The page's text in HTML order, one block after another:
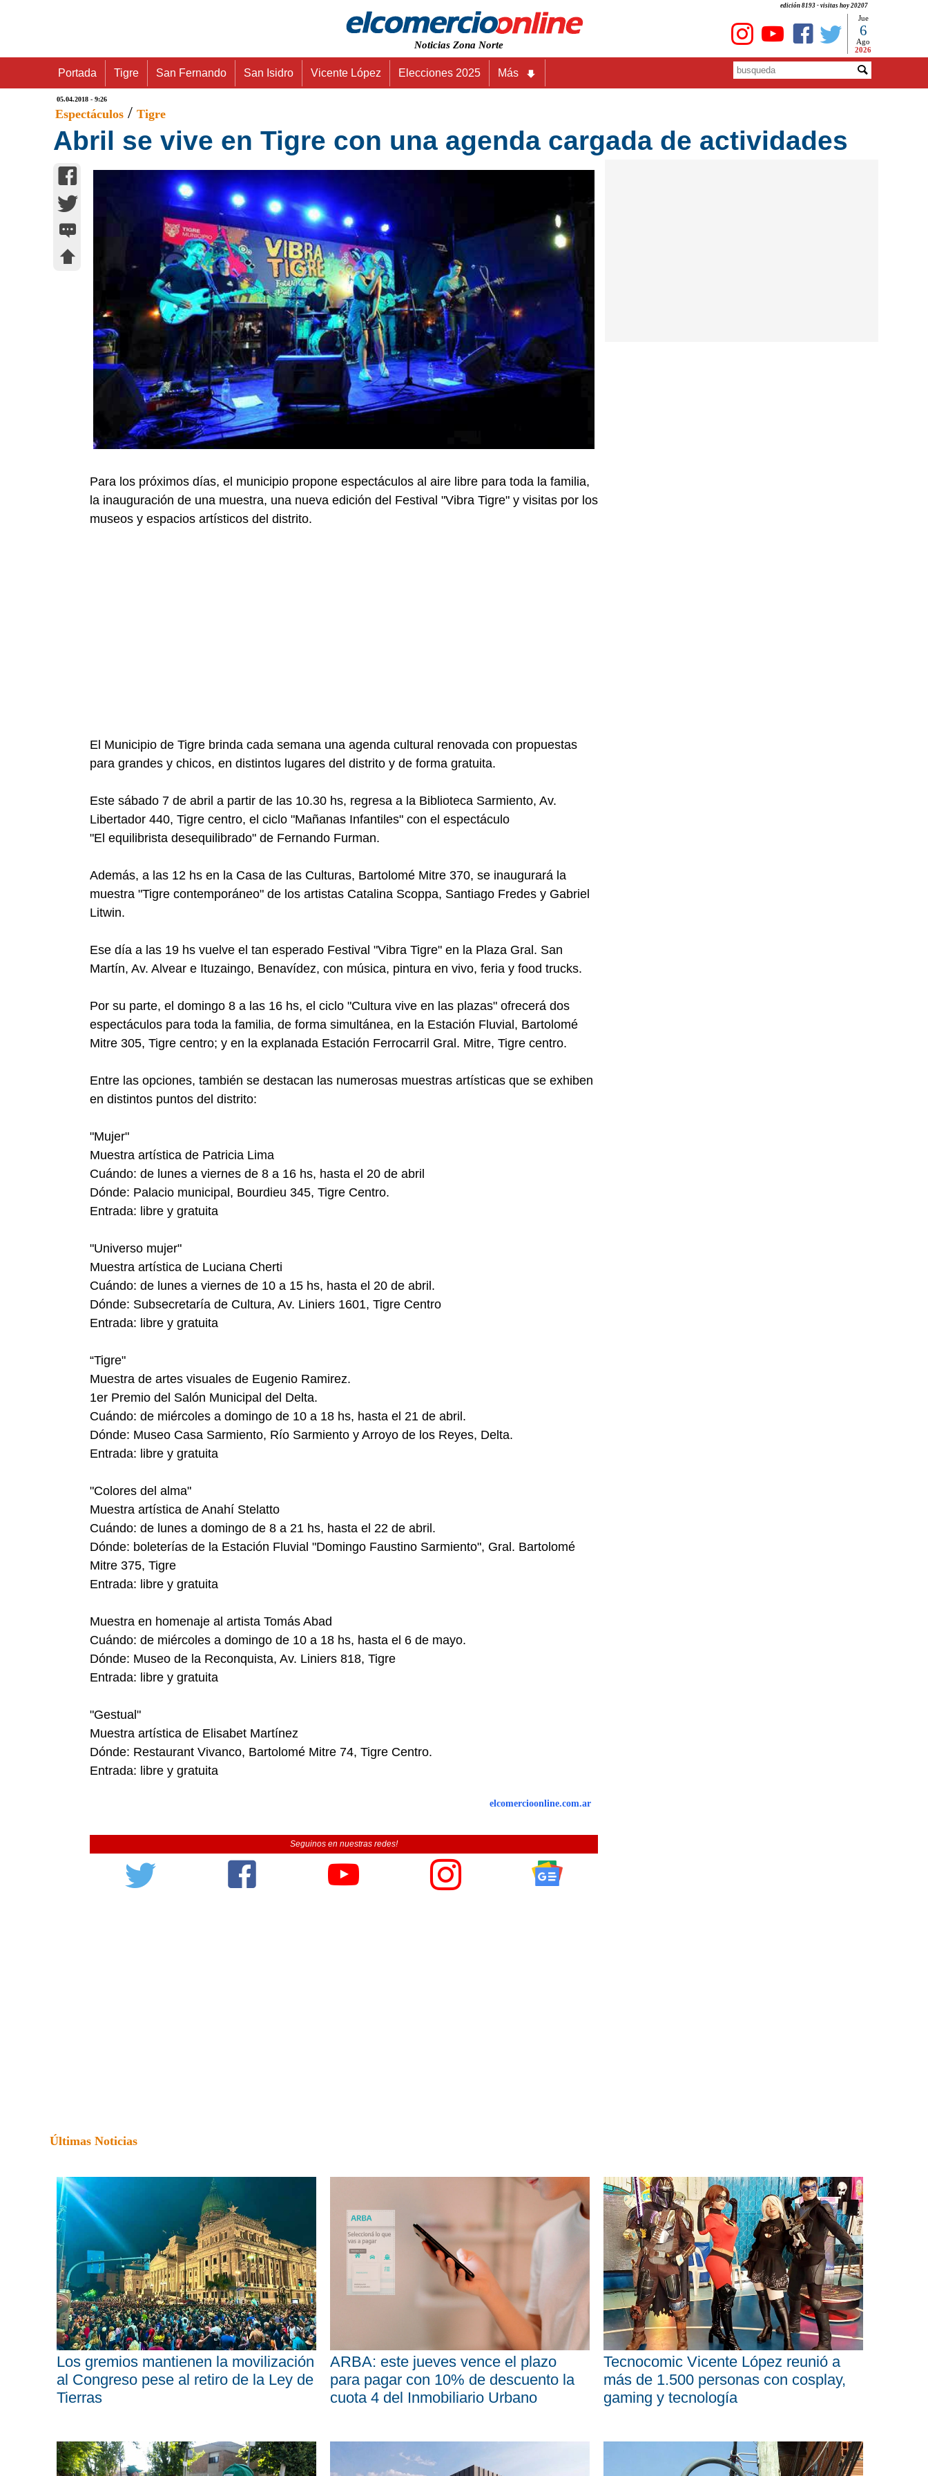
edición 8193 - visitas hoy 20207
Noticias Zona Norte
Jue
6
Ago
2026
Portada Tigre San Fernando San Isidro Vicente López Elecciones 2025 Más
05.04.2018 - 9:26
Espectáculos / Tigre
Abril se vive en Tigre con una agenda cargada de actividades
Para los próximos días, el municipio propone espectáculos al aire libre para toda la familia,
la inauguración de una muestra, una nueva edición del Festival "Vibra Tigre" y visitas por los
museos y espacios artísticos del distrito.
El Municipio de Tigre brinda cada semana una agenda cultural renovada con propuestas
para grandes y chicos, en distintos lugares del distrito y de forma gratuita.
Este sábado 7 de abril a partir de las 10.30 hs, regresa a la Biblioteca Sarmiento, Av.
Libertador 440, Tigre centro, el ciclo "Mañanas Infantiles" con el espectáculo
"El equilibrista desequilibrado" de Fernando Furman.
Además, a las 12 hs en la Casa de las Culturas, Bartolomé Mitre 370, se inaugurará la
muestra "Tigre contemporáneo" de los artistas Catalina Scoppa, Santiago Fredes y Gabriel
Litwin.
Ese día a las 19 hs vuelve el tan esperado Festival "Vibra Tigre" en la Plaza Gral. San
Martín, Av. Alvear e Ituzaingo, Benavídez, con música, pintura en vivo, feria y food trucks.
Por su parte, el domingo 8 a las 16 hs, el ciclo "Cultura vive en las plazas" ofrecerá dos
espectáculos para toda la familia, de forma simultánea, en la Estación Fluvial, Bartolomé
Mitre 305, Tigre centro; y en la explanada Estación Ferrocarril Gral. Mitre, Tigre centro.
Entre las opciones, también se destacan las numerosas muestras artísticas que se exhiben
en distintos puntos del distrito:
"Mujer"
Muestra artística de Patricia Lima
Cuándo: de lunes a viernes de 8 a 16 hs, hasta el 20 de abril
Dónde: Palacio municipal, Bourdieu 345, Tigre Centro.
Entrada: libre y gratuita
"Universo mujer"
Muestra artística de Luciana Cherti
Cuándo: de lunes a viernes de 10 a 15 hs, hasta el 20 de abril.
Dónde: Subsecretaría de Cultura, Av. Liniers 1601, Tigre Centro
Entrada: libre y gratuita
“Tigre"
Muestra de artes visuales de Eugenio Ramirez.
1er Premio del Salón Municipal del Delta.
Cuándo: de miércoles a domingo de 10 a 18 hs, hasta el 21 de abril.
Dónde: Museo Casa Sarmiento, Río Sarmiento y Arroyo de los Reyes, Delta.
Entrada: libre y gratuita
"Colores del alma"
Muestra artística de Anahí Stelatto
Cuándo: de lunes a domingo de 8 a 21 hs, hasta el 22 de abril.
Dónde: boleterías de la Estación Fluvial "Domingo Faustino Sarmiento", Gral. Bartolomé
Mitre 375, Tigre
Entrada: libre y gratuita
Muestra en homenaje al artista Tomás Abad
Cuándo: de miércoles a domingo de 10 a 18 hs, hasta el 6 de mayo.
Dónde: Museo de la Reconquista, Av. Liniers 818, Tigre
Entrada: libre y gratuita
"Gestual"
Muestra artística de Elisabet Martínez
Dónde: Restaurant Vivanco, Bartolomé Mitre 74, Tigre Centro.
Entrada: libre y gratuita
elcomercioonline.com.ar
Seguinos en nuestras redes!
Últimas Noticias
Los gremios mantienen la movilización
al Congreso pese al retiro de la Ley de
Tierras
ARBA: este jueves vence el plazo
para pagar con 10% de descuento la
cuota 4 del Inmobiliario Urbano
Tecnocomic Vicente López reunió a
más de 1.500 personas con cosplay,
gaming y tecnología